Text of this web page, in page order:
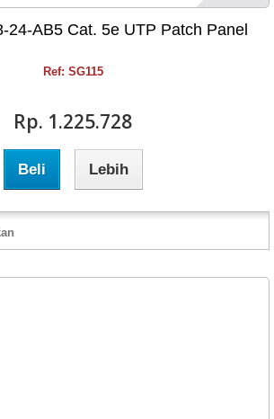
24-AB5 Cat. 5e UTP Patch Panel
Ref: SG115
Rp‎. 1.225.728
Beli Lebih